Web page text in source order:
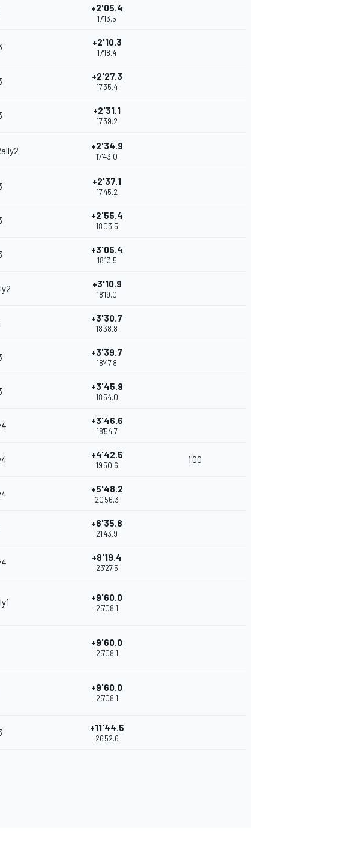
+2'05.4
17'13.5
+2'10.3
17'18.4
+2'27.3
17'35.4
+2'31.1
17'39.2
+2'34.9
17'43.0
+2'37.1
17'45.2
+2'55.4
18'03.5
+3'05.4
18'13.5
+3'10.9
18'19.0
+3'30.7
18'38.8
+3'39.7
18'47.8
+3'45.9
18'54.0
+3'46.6
18'54.7
+4'42.5
19'50.6
1'00
+5'48.2
20'56.3
+6'35.8
21'43.9
+8'19.4
23'27.5
+9'60.0
25'08.1
+9'60.0
25'08.1
+9'60.0
25'08.1
+11'44.5
26'52.6